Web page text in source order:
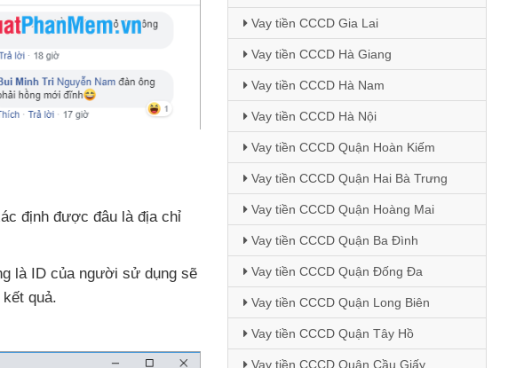
định được đâu là địa chỉ
là ID của người sử dụng sẽ
quả.
Vay tiền CCCD Gia Lai
Vay tiền CCCD Hà Giang
Vay tiền CCCD Hà Nam
Vay tiền CCCD Hà Nội
Vay tiền CCCD Quận Hoàn Kiếm
Vay tiền CCCD Quận Hai Bà Trưng
Vay tiền CCCD Quận Hoàng Mai
Vay tiền CCCD Quận Ba Đình
Vay tiền CCCD Quận Đống Đa
Vay tiền CCCD Quận Long Biên
Vay tiền CCCD Quận Tây Hồ
Vay tiền CCCD Quận Cầu Giấy